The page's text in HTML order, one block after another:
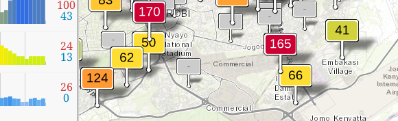
100
43
24
13
26
0